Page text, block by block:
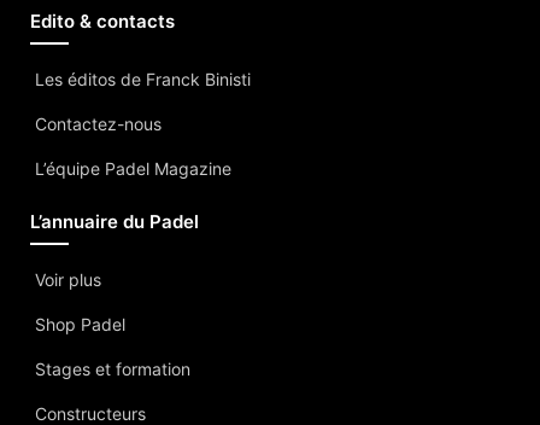
Edito & contacts
Les éditos de Franck Binisti
Contactez-nous
L’équipe Padel Magazine
L’annuaire du Padel
Voir plus
Shop Padel
Stages et formation
Constructeurs